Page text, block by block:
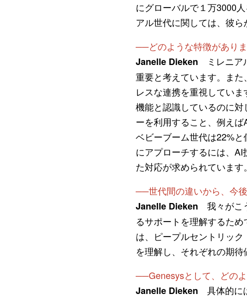
にグローバルで１万3000
アル世代に関しては、彼ら
──どのような特徴がありま
Janelle Dieken ミレニア
重要と考えています。ま
レスな連携を重視してい
機能と認識しているのに
ーを利用すること、例えば
ベビーブーム世代は22%
にアプローチするには、
た対応が求められています。
──世代間の違いから、今
Janelle Dieken 我々がこ
るサポートを理解するた
は、ピープルセントリッ
を理解し、それぞれの期待
──Genesysとして、どの
Janelle Dieken 具体的に